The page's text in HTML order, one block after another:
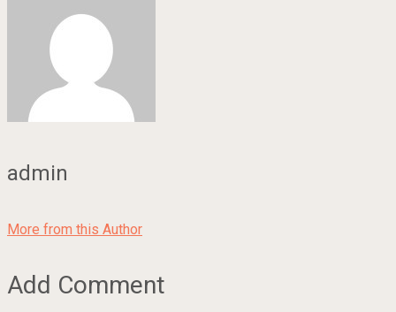
admin
More from this Author
Add Comment